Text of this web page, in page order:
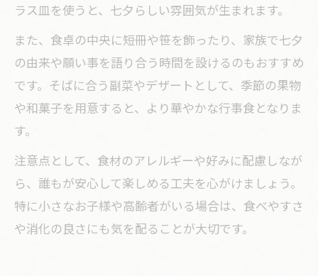
ラス皿を使うと、七夕らしい雰囲気が生まれます。
また、食卓の中央に短冊や笹を飾ったり、家族で七夕
の由来や願い事を語り合う時間を設けるのもおすすめ
です。そばに合う副菜やデザートとして、季節の果物
や和菓子を用意すると、より華やかな行事食となりま
す。
注意点として、食材のアレルギーや好みに配慮しなが
ら、誰もが安心して楽しめる工夫を心がけましょう。
特に小さなお子様や高齢者がいる場合は、食べやすさ
や消化の良さにも気を配ることが大切です。